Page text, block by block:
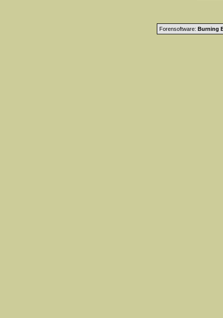
Forensoftware: Burning